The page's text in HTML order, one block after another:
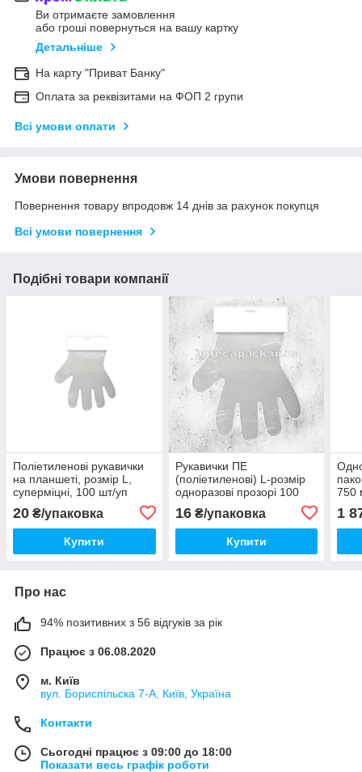
Ви отримаєте замовлення
або гроші повернуться на вашу картку
Детальніше
На карту "Приват Банку"
Оплата за реквізитами на ФОП 2 групи
Всі умови оплати
Умови повернення
Повернення товару впродовж 14 днів за рахунок покупця
Всі умови повернення
Подібні товари компанії
Поліетиленові рукавички
на планшеті, розмір L,
суперміцні, 100 шт/уп
20 ₴/упаковка
Купити
Рукавички ПЕ
(поліетиленові) L-розмір
одноразові прозорі 100
16₴/упаковка
Купити
750
1
Про нас
94% позитивних з 56 відгуків за рік
Працює з 06.08.2020
м. Київ
вул. Бориспільска 7-А, Київ, Україна
Контакти
Сьогодні працює з 09:00 до 18:00
Показати весь графік роботи